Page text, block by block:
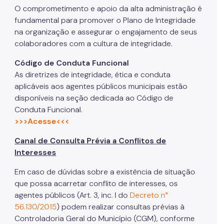
O comprometimento e apoio da alta administração é
fundamental para promover o Plano de Integridade
na organização e assegurar o engajamento de seus
colaboradores com a cultura de integridade.
Código de Conduta Funcional
As diretrizes de integridade, ética e conduta
aplicáveis aos agentes públicos municipais estão
disponíveis na seção dedicada ao Código de
Conduta Funcional.
>>>Acesse<<<
Canal de Consulta Prévia a Conflitos de
Interesses
Em caso de dúvidas sobre a existência de situação
que possa acarretar conflito de interesses, os
agentes públicos (Art. 3, inc. I do Decreto n°
56.130/2015) podem realizar consultas prévias à
Controladoria Geral do Município (CGM), conforme